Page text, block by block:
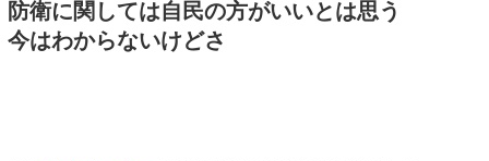
防衛に関しては自民の方がいいとは思う
今はわからないけどさ